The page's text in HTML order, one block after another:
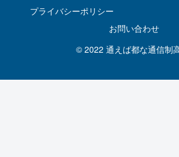
プライバシーポリシー
お問い合わせ
© 2022 通えば都な通信制